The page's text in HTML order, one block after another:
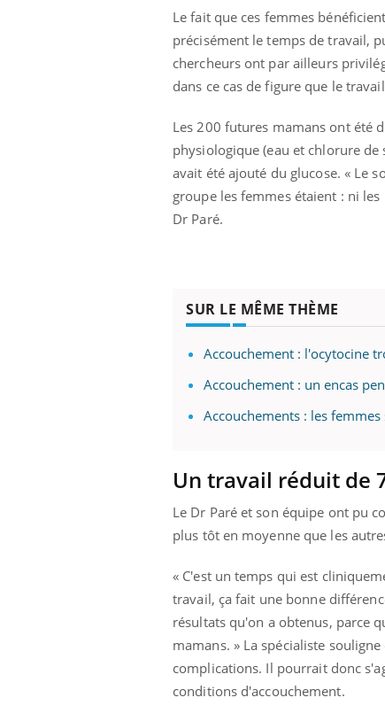
Le fait que ces femmes
précisément le temps de travail,
chercheurs ont par ailleurs
dans ce cas de figure que le
Les 200 futures mamans ont été
physiologique (eau et chlorure
avait été ajouté du glucose. « Le
groupe les femmes étaient : ni
Dr Paré.
SUR LE MÊME THÈME
Accouchement : l'ocytocine
Accouchement : un encas
Accouchements : les
Un travail réduit de
Le Dr Paré et son équipe ont pu
plus tôt en moyenne que les
« C'est un temps qui est
travail, ça fait une bonne
résultats qu'on a obtenus, parce
mamans. » La spécialiste
complications. Il pourrait donc
conditions d'accouchement.
Eczéma Chronique des Mains :